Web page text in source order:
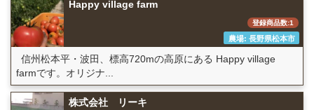
Happy village farm
登録商品数:1
農場: 長野県松本市
信州松本平・波田、標高720mの高原にある Happy village
farmです。オリジナ...
株式会社 リーキ